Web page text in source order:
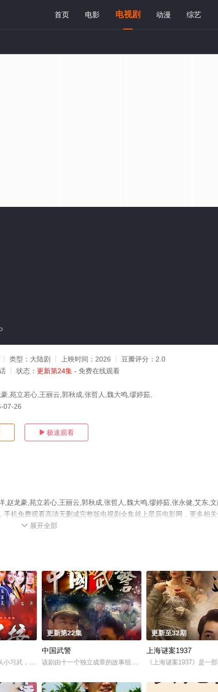
首页 电影 电视剧 动漫 综艺
类型： 大陆剧 上映时间： 2026 豆瓣评分： 2.0
状态： 更新第24集 - 免费在线观看
,苑立若心,王丽云,郭秋成,张哲人,魏大鸣,缪婷茹,
07-26
 极速观看
赵龙豪,苑立若心,王丽云,郭秋成,张哲人,魏大鸣,缪婷茹,张永健,艾东,文
机免费观看高清无删减完整版电视剧全集就上星辰电影网，更多相
 展开全部
步入正轨的民办大学，筹集资金，决定创办一座海岛上最现代化
7.0
习武，个性活泼开朗，嫁给了秀才文必正，不久之后，可爱的儿子小宝诞
更新第22集 7.0
中国武警
该剧由十一个独立成章的故事组成，但主要人物又贯穿全剧，
更新至32期
上海谜案1937
《上海谜案1937》是一